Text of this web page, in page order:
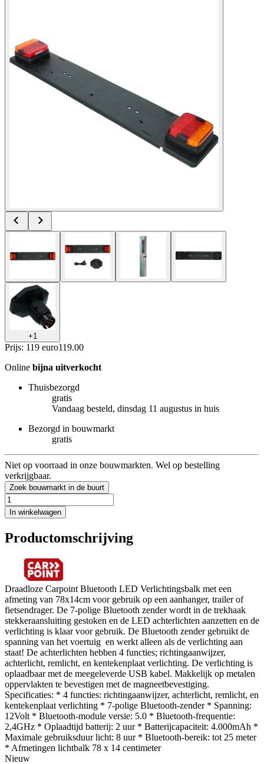
+1
Prijs: 119 euro119.00
Online bijna uitverkocht
Thuisbezorgd
gratis
Vandaag besteld, dinsdag 11 augustus in huis
Bezorgd in bouwmarkt
gratis
Niet op voorraad in onze bouwmarkten. Wel op bestelling
verkrijgbaar.
Zoek bouwmarkt in de buurt
In winkelwagen
Productomschrijving
Draadloze Carpoint Bluetooth LED Verlichtingsbalk met een
afmeting van 78x14cm voor gebruik op een aanhanger, trailer of
fietsendrager. De 7-polige Bluetooth zender wordt in de trekhaak
stekkeraansluiting gestoken en de LED achterlichten aanzetten en de
verlichting is klaar voor gebruik. De Bluetooth zender gebruikt de
spanning van het voertuig en werkt alleen als de verlichting aan
staat! De achterlichten hebben 4 functies; richtingaanwijzer,
achterlicht, remlicht, en kentekenplaat verlichting. De verlichting is
oplaadbaar met de meegeleverde USB kabel. Makkelijk op metalen
oppervlakten te bevestigen met de magneetbevestiging.
Specificaties: * 4 functies: richtingaanwijzer, achterlicht, remlicht, en
kentekenplaat verlichting * 7-polige Bluetooth-zender * Spanning:
12Volt * Bluetooth-module versie: 5.0 * Bluetooth-frequentie:
2,4GHz * Oplaadtijd batterij: 2 uur * Batterijcapaciteit: 4.000mAh *
Maximale gebruiksduur licht: 8 uur * Bluetooth-bereik: tot 25 meter
* Afmetingen lichtbalk 78 x 14 centimeter
Nieuw